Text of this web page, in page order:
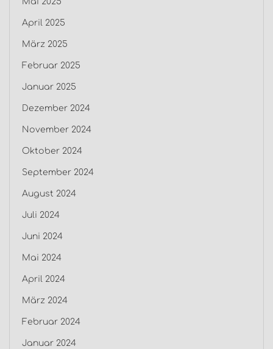
April 2025
März 2025
Februar 2025
Januar 2025
Dezember 2024
November 2024
Oktober 2024
September 2024
August 2024
Juli 2024
Juni 2024
Mai 2024
April 2024
März 2024
Februar 2024
Januar 2024